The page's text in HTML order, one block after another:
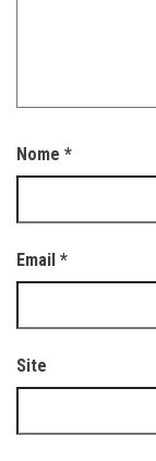
Nome *
Email *
Site